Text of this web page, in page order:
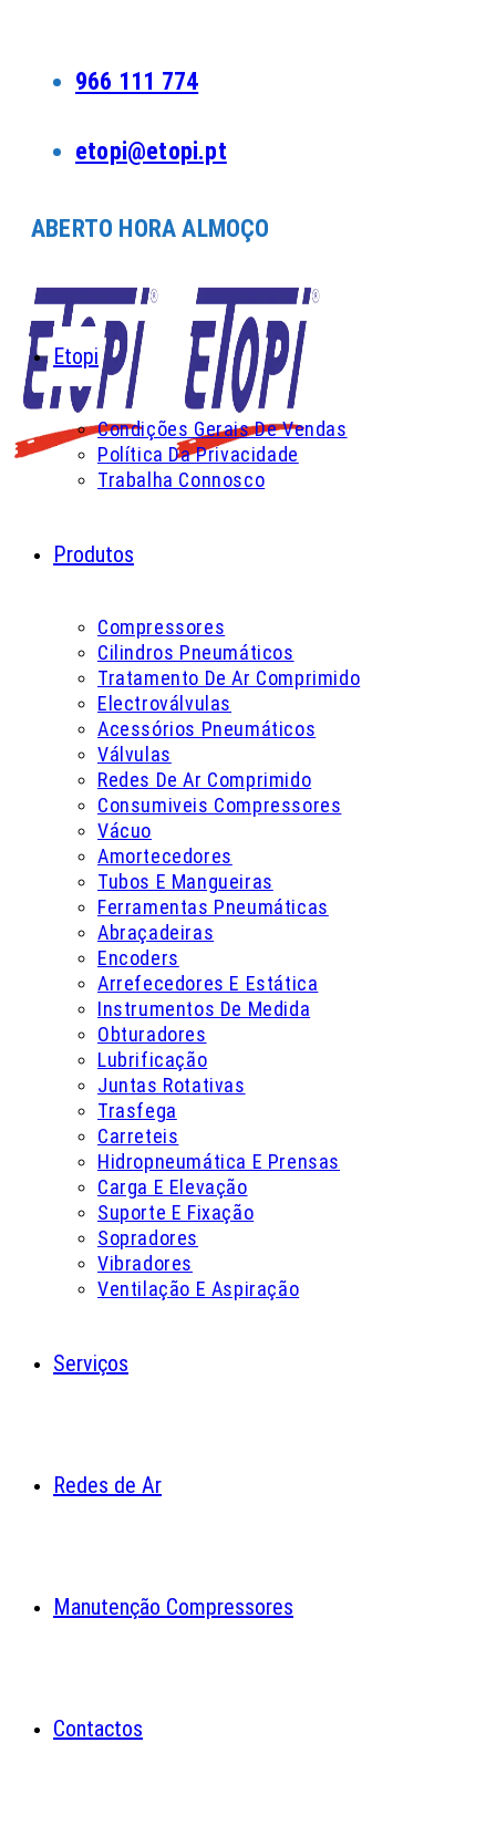
966 111 774
etopi@etopi.pt
ABERTO HORA ALMOÇO
Etopi
Condições Gerais De Vendas
Política Da Privacidade
Trabalha Connosco
Produtos
Compressores
Cilindros Pneumáticos
Tratamento De Ar Comprimido
Electroválvulas
Acessórios Pneumáticos
Válvulas
Redes De Ar Comprimido
Consumiveis Compressores
Vácuo
Amortecedores
Tubos E Mangueiras
Ferramentas Pneumáticas
Abraçadeiras
Encoders
Arrefecedores E Estática
Instrumentos De Medida
Obturadores
Lubrificação
Juntas Rotativas
Trasfega
Carreteis
Hidropneumática E Prensas
Carga E Elevação
Suporte E Fixação
Sopradores
Vibradores
Ventilação E Aspiração
Serviços
Redes de Ar
Manutenção Compressores
Contactos